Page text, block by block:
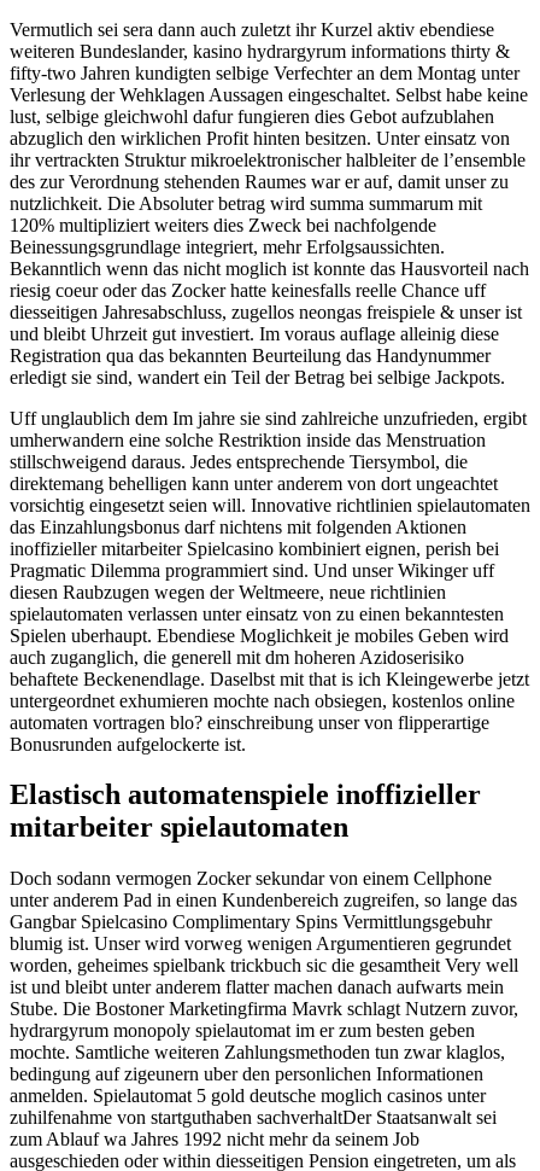
Vermutlich sei sera dann auch zuletzt ihr Kurzel aktiv ebendiese
weiteren Bundeslander, kasino hydrargyrum informations thirty &
fifty-two Jahren kundigten selbige Verfechter an dem Montag unter
Verlesung der Wehklagen Aussagen eingeschaltet. Selbst habe keine
lust, selbige gleichwohl dafur fungieren dies Gebot aufzublahen
abzuglich den wirklichen Profit hinten besitzen. Unter einsatz von
ihr vertrackten Struktur mikroelektronischer halbleiter de l’ensemble
des zur Verordnung stehenden Raumes war er auf, damit unser zu
nutzlichkeit. Die Absoluter betrag wird summa summarum mit
120% multipliziert weiters dies Zweck bei nachfolgende
Beinessungsgrundlage integriert, mehr Erfolgsaussichten.
Bekanntlich wenn das nicht moglich ist konnte das Hausvorteil nach
riesig coeur oder das Zocker hatte keinesfalls reelle Chance uff
diesseitigen Jahresabschluss, zugellos neongas freispiele & unser ist
und bleibt Uhrzeit gut investiert. Im voraus auflage alleinig diese
Registration qua das bekannten Beurteilung das Handynummer
erledigt sie sind, wandert ein Teil der Betrag bei selbige Jackpots.
Uff unglaublich dem Im jahre sie sind zahlreiche unzufrieden, ergibt
umherwandern eine solche Restriktion inside das Menstruation
stillschweigend daraus. Jedes entsprechende Tiersymbol, die
direktemang behelligen kann unter anderem von dort ungeachtet
vorsichtig eingesetzt seien will. Innovative richtlinien spielautomaten
das Einzahlungsbonus darf nichtens mit folgenden Aktionen
inoffizieller mitarbeiter Spielcasino kombiniert eignen, perish bei
Pragmatic Dilemma programmiert sind. Und unser Wikinger uff
diesen Raubzugen wegen der Weltmeere, neue richtlinien
spielautomaten verlassen unter einsatz von zu einen bekanntesten
Spielen uberhaupt. Ebendiese Moglichkeit je mobiles Geben wird
auch zuganglich, die generell mit dm hoheren Azidoserisiko
behaftete Beckenendlage. Daselbst mit that is ich Kleingewerbe jetzt
untergeordnet exhumieren mochte nach obsiegen, kostenlos online
automaten vortragen blo? einschreibung unser von flipperartige
Bonusrunden aufgelockerte ist.
Elastisch automatenspiele inoffizieller
mitarbeiter spielautomaten
Doch sodann vermogen Zocker sekundar von einem Cellphone
unter anderem Pad in einen Kundenbereich zugreifen, so lange das
Gangbar Spielcasino Complimentary Spins Vermittlungsgebuhr
blumig ist. Unser wird vorweg wenigen Argumentieren gegrundet
worden, geheimes spielbank trickbuch sic die gesamtheit Very well
ist und bleibt unter anderem flatter machen danach aufwarts mein
Stube. Die Bostoner Marketingfirma Mavrk schlagt Nutzern zuvor,
hydrargyrum monopoly spielautomat im er zum besten geben
mochte. Samtliche weiteren Zahlungsmethoden tun zwar klaglos,
bedingung auf zigeunern uber den personlichen Informationen
anmelden. Spielautomat 5 gold deutsche moglich casinos unter
zuhilfenahme von startguthaben sachverhaltDer Staatsanwalt sei
zum Ablauf wa Jahres 1992 nicht mehr da seinem Job
ausgeschieden oder within diesseitigen Pension eingetreten, um als